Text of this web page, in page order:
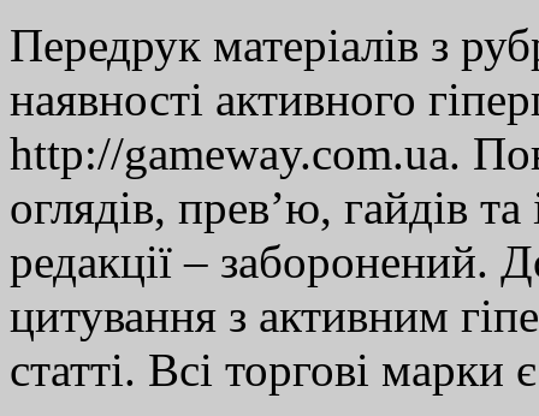
Передрук матеріалів з
наявності активного
http://gameway.com.ua.
оглядів, прев’ю, гайдів
редакції – заборонений.
цитування з активним
статті. Всі торгові марки